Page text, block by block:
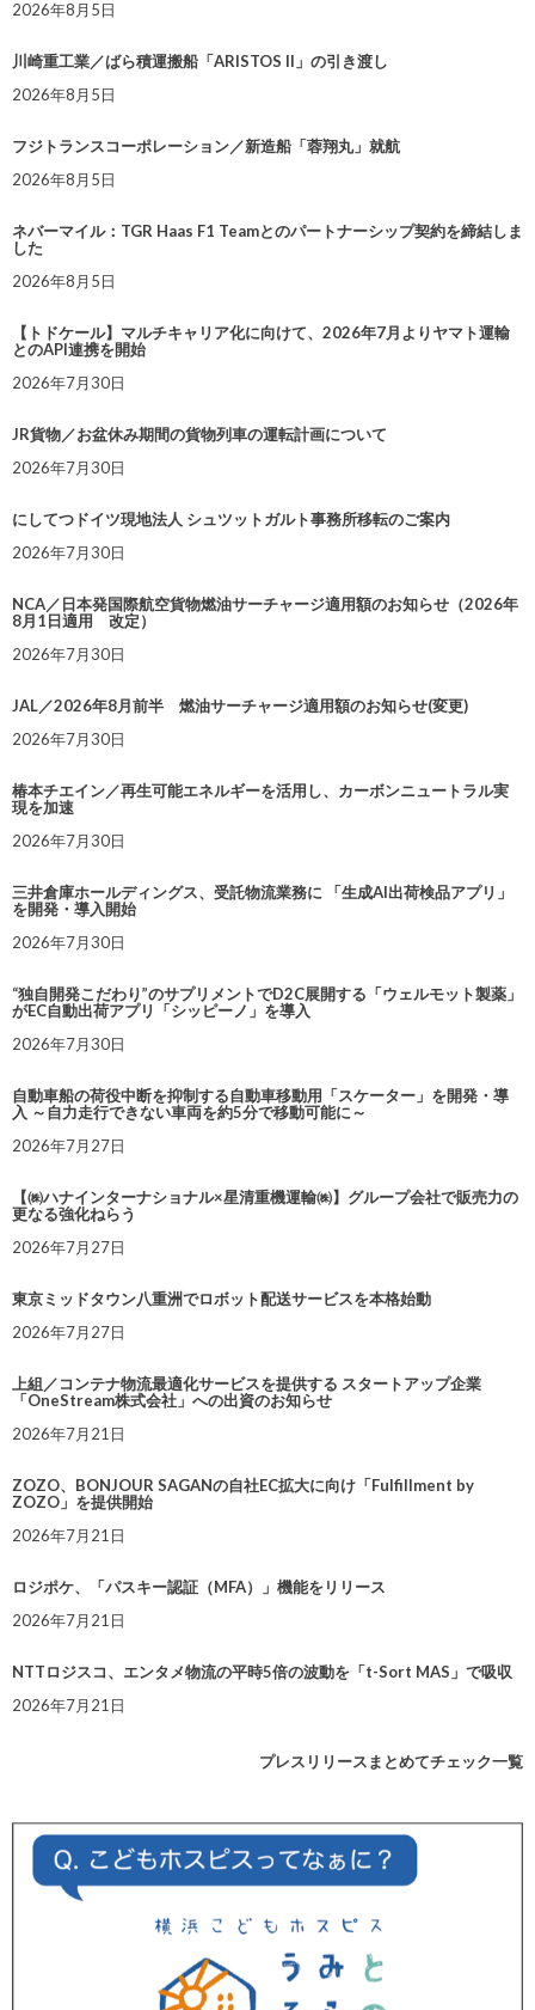
2026年8月5日
川崎重工業／ばら積運搬船「ARISTOS II」の引き渡し
2026年8月5日
フジトランスコーポレーション／新造船「蓉翔丸」就航
2026年8月5日
ネバーマイル：TGR Haas F1 Teamとのパートナーシップ契約を締結しま
した
2026年8月5日
【トドケール】マルチキャリア化に向けて、2026年7月よりヤマト運輸
とのAPI連携を開始
2026年7月30日
JR貨物／お盆休み期間の貨物列車の運転計画について
2026年7月30日
にしてつドイツ現地法人 シュツットガルト事務所移転のご案内
2026年7月30日
NCA／日本発国際航空貨物燃油サーチャージ適用額のお知らせ（2026年
8月1日適用 改定）
2026年7月30日
JAL／2026年8月前半 燃油サーチャージ適用額のお知らせ(変更)
2026年7月30日
椿本チエイン／再生可能エネルギーを活用し、カーボンニュートラル実
現を加速
2026年7月30日
三井倉庫ホールディングス、受託物流業務に 「生成AI出荷検品アプリ」
を開発・導入開始
2026年7月30日
“独自開発こだわり”のサプリメントでD2C展開する「ウェルモット製薬」
がEC自動出荷アプリ「シッピーノ」を導入
2026年7月30日
自動車船の荷役中断を抑制する自動車移動用「スケーター」を開発・導
入 ～自力走行できない車両を約5分で移動可能に～
2026年7月27日
【㈱ハナインターナショナル×星清重機運輸㈱】グループ会社で販売力の
更なる強化ねらう
2026年7月27日
東京ミッドタウン八重洲でロボット配送サービスを本格始動
2026年7月27日
上組／コンテナ物流最適化サービスを提供する スタートアップ企業
「OneStream株式会社」への出資のお知らせ
2026年7月21日
ZOZO、BONJOUR SAGANの自社EC拡大に向け「Fulfillment by
ZOZO」を提供開始
2026年7月21日
ロジポケ、「パスキー認証（MFA）」機能をリリース
2026年7月21日
NTTロジスコ、エンタメ物流の平時5倍の波動を「t-Sort MAS」で吸収
2026年7月21日
プレスリリースまとめてチェック一覧